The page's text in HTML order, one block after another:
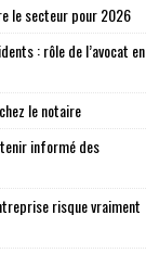
le secteur pour 2026
: rôle de l’avocat en
le notaire
informé des
risque vraiment